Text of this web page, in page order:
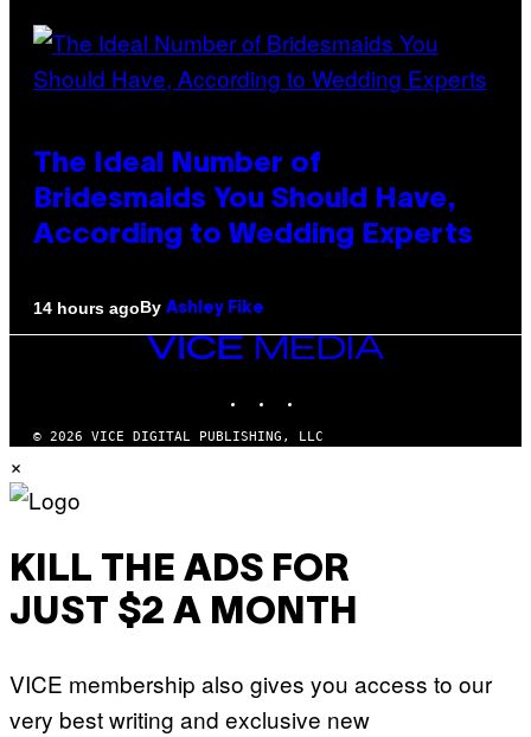
The Ideal Number of
Bridesmaids You Should Have,
According to Wedding Experts
14 hours agoBy Ashley Fike
VICE
© 2026 VICE DIGITAL PUBLISHING, LLC
×
KILL THE ADS FOR
JUST $2 A MONTH
VICE membership also gives you access to our
very best writing and exclusive new